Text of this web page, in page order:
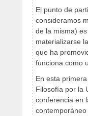
El punto de
consideramos
de la misma)
materializarse
que ha
funciona como
En esta primera
Filosofía por la
conferencia en